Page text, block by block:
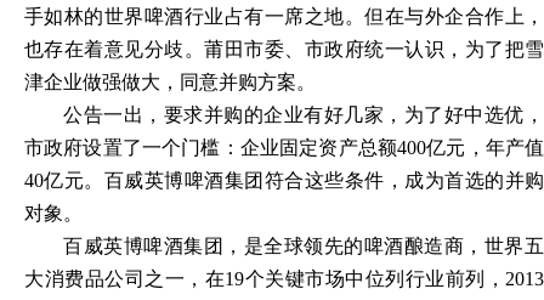
手如林的世界啤酒行业占有一席之地。但在与外企合作上，
也存在着意见分歧。莆田市委、市政府统一认识，为了把雪
津企业做强做大，同意并购方案。
公告一出，要求并购的企业有好几家，为了好中选优，
市政府设置了一个门槛：企业固定资产总额400亿元，年产值
40亿元。百威英博啤酒集团符合这些条件，成为首选的并购
对象。
百威英博啤酒集团，是全球领先的啤酒酿造商，世界五
大消费品公司之一，在19个关键市场中位列行业前列，2013